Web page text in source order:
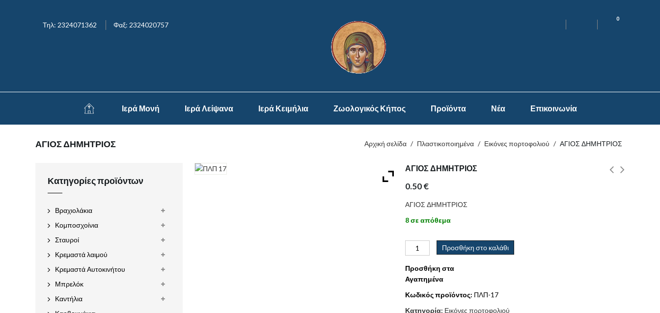
Τηλ: 2324071362 Φαξ: 2324020757
0
Ιερά Μονή Ιερά Λείψανα Ιερά Κειμήλια Ζωολογικός Κήπος Προϊόντα Νέα Επικοινωνία
ΑΓΙΟΣ ΔΗΜΗΤΡΙΟΣ Αρχική σελίδα / Πλαστικοποιημένα / Εικόνες πορτοφολιού / ΑΓΙΟΣ ΔΗΜΗΤΡΙΟΣ
ΑΓΙΟΣ ΔΗΜΗΤΡΙΟΣ
0.50€
ΑΓΙΟΣ ΔΗΜΗΤΡΙΟΣ
8 σε απόθεμα
Προσθήκη στο καλάθι
Προσθήκη στα
Αγαπημένα
Κωδικός προϊόντος: ΠΛΠ-17
Κατηγορία: Εικόνες πορτοφολιού
Κατηγορίες προϊόντων
Βραχιολάκια
Κομποσχοίνια
Σταυροί
Κρεμαστά λαιμού
Κρεμαστά Αυτοκινήτου
Μπρελόκ
Καντήλια